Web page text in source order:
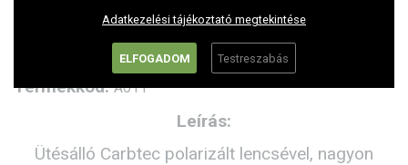
Lencse magasság: 44 mm
Lencse szélesség: 58 mm
Termékkód:A011
Leírás:
Ütésálló Carbtec polarizált lencsével, nagyon
Adatkezelési tájékoztató megtekintése
ELFOGADOM Testreszabás